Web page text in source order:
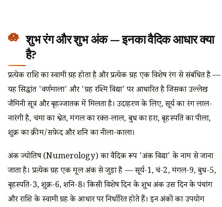
शुभ रंग और शुभ अंक — इनका वैदिक आधार क्या
है?
प्रत्येक राशि का स्वामी ग्रह होता है और प्रत्येक ग्रह एक विशेष रंग से संबंधित है —
यह सिद्धांत 'वर्णमाला' और 'ग्रह रश्मि विद्या' पर आधारित है जिसका उल्लेख
जैमिनी सूत्र और बृहज्जातक में मिलता है। उदाहरण के लिए, सूर्य का रंग लाल-
नारंगी है, चंद्रमा का श्वेत, मंगल का रक्त-लाल, बुध का हरा, बृहस्पति का पीला,
शुक्र का क्रीम/सफ़ेद और शनि का नीला-काला।
अंक ज्योतिष (Numerology) का वैदिक रूप 'अंक विद्या' के नाम से जाना
जाता है। प्रत्येक ग्रह एक मूल अंक से जुड़ा है — सूर्य-1, चंद्र-2, मंगल-9, बुध-5,
बृहस्पति-3, शुक्र-6, शनि-8। किसी विशेष दिन के शुभ अंक उस दिन के पंचांग
और राशि के स्वामी ग्रह के आधार पर निर्धारित होते हैं। इन अंकों का उपयोग